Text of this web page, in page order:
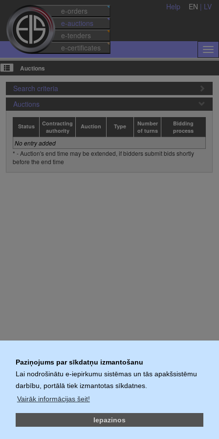
Paziņojums par sīkdatņu izmantošanu
Lai nodrošinātu e-iepirkumu sistēmas un tās apakšsistēmu
darbību, portālā tiek izmantotas sīkdatnes.
Vairāk informācijas šeit!
Iepazinos
e-orders
e-auctions
e-tenders
e-certificates
Help EN | LV
Auctions
Search criteria
Auctions
Status
Contracting
authority
Auction Type
Number
of turns
Bidding
process
No entry added
* - Auction's end time may be extended, if bidders submit bids shortly
before the end time